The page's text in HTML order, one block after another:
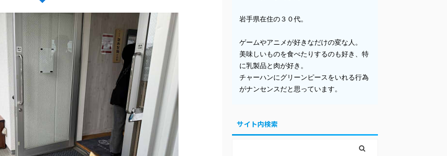
岩手県在住の３０代。
ゲームやアニメが好きなだけの変な人。
美味しいものを食べたりするのも好き、特
に乳製品と肉が好き。
チャーハンにグリーンピースをいれる行為
がナンセンスだと思っています。
サイト内検索